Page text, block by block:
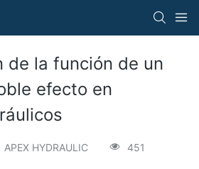
de la función de un
efecto en
APEX HYDRAULIC 451